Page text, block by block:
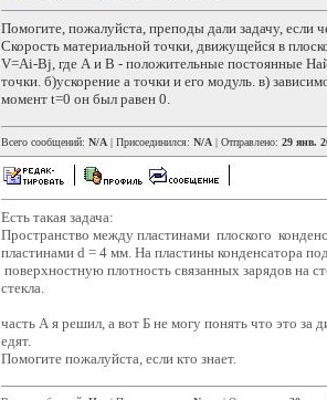
Помогите, пожалуйста, преподы дали задачу, если
Скорость материальной точки, движущейся в
V=Ai-Bj, где А и В - положительные постоянные
точки. б)ускорение а точки и его модуль. в)
момент t=0 он был равен 0.
Всего сообщений: N/A | Присоединился: N/A | Отправлено: 29 янв.
Есть такая задача:
Пространство между пластинами плоского
пластинами d = 4 мм. На пластины конденсатора
поверхностную плотность связанных зарядов на
стекла.
часть А я решил, а вот Б не могу понять что это за
едят.
Помогите пожалуйста, если кто знает.